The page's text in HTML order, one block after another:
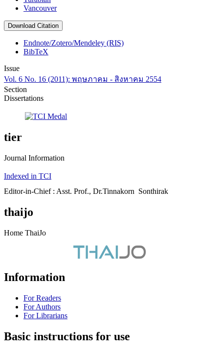
Vancouver
Download Citation
Endnote/Zotero/Mendeley (RIS)
BibTeX
Issue
Vol. 6 No. 16 (2011): พฤษภาคม - สิงหาคม 2554
Section
Dissertations
tier
Journal Information
Indexed in TCI
Editor-in-Chief : Asst. Prof., Dr.Tinnakorn Sonthirak
thaijo
Home ThaiJo
Information
For Readers
For Authors
For Librarians
Basic instructions for use